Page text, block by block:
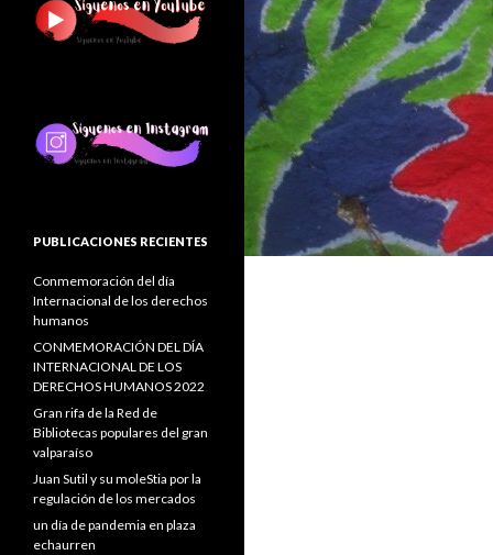
PUBLICACIONES RECIENTES
Conmemoración del día
Internacional de los derechos
humanos
CONMEMORACIÓN DEL DÍA
INTERNACIONAL DE LOS
DERECHOS HUMANOS 2022
Gran rifa de la Red de
Bibliotecas populares del gran
valparaíso
Juan Sutil y su moleStia por la
regulación de los mercados
un día de pandemia en plaza
echaurren